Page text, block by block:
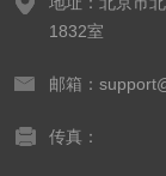
1832室
邮箱：
传真：